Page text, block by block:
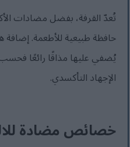
تُعدّ القرفة، بفضل مضادات
حافظة طبيعية للأطعمة. إضافة
يُضفي عليها مذاقًا رائعًا
الإجهاد التأكسدي.
خصائص مضادة